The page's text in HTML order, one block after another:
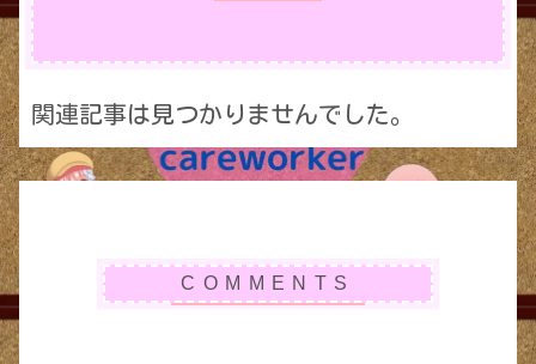
関連記事は見つかりませんでした。